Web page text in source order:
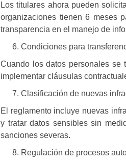
Los titulares ahora pueden
organizaciones tienen6 meses
transparencia en el manejo de
Condiciones para
Cuando los datos personales se
implementar cláusulas
Clasificación de nuevas
El reglamento incluye nuevas
y tratar datos sensibles sin
sanciones severas.
Regulación de procesos